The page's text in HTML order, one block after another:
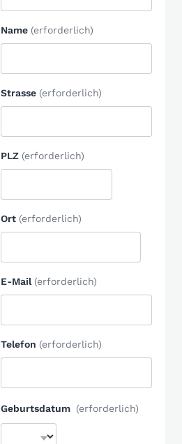
Name (erforderlich)
Strasse (erforderlich)
PLZ (erforderlich)
Ort (erforderlich)
E-Mail (erforderlich)
Telefon (erforderlich)
Geburtsdatum (erforderlich)